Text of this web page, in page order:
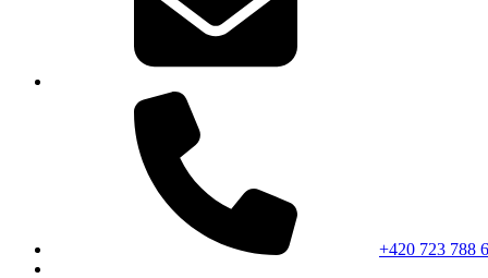
+420 723 788